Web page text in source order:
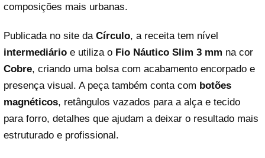
composições mais urbanas.
Publicada no site da Círculo, a receita tem nível
intermediário e utiliza o Fio Náutico Slim 3 mm na cor
Cobre, criando uma bolsa com acabamento encorpado e
presença visual. A peça também conta com botões
magnéticos, retângulos vazados para a alça e tecido
para forro, detalhes que ajudam a deixar o resultado mais
estruturado e profissional.